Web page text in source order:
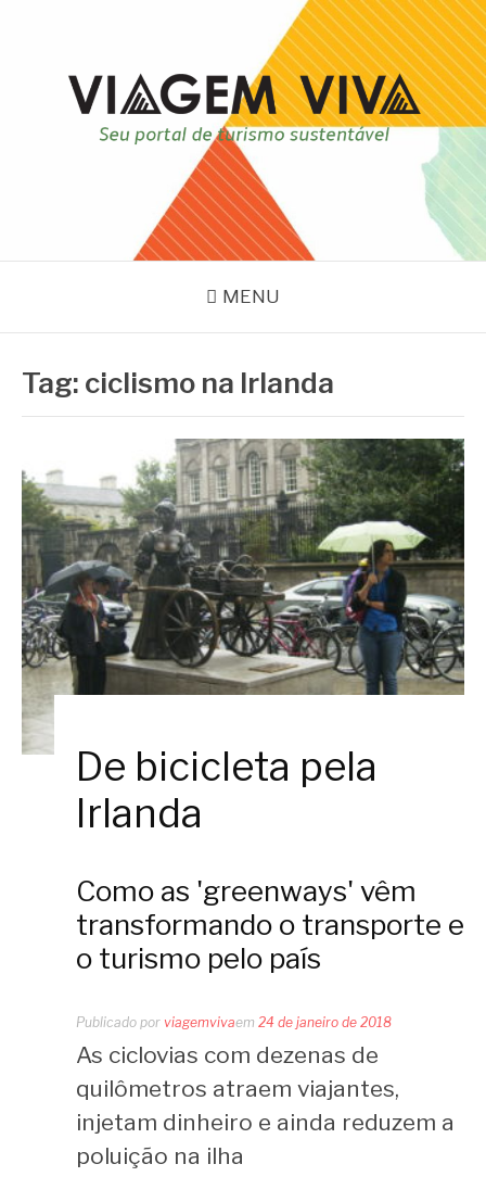
VIAGEM VIVA
Seu portal de turismo sustentável
MENU
Tag: ciclismo na Irlanda
De bicicleta pela
Irlanda
Como as 'greenways' vêm
transformando o transporte e
o turismo pelo país
Publicado por viagemvivaem 24 de janeiro de 2018
As ciclovias com dezenas de
quilômetros atraem viajantes,
injetam dinheiro e ainda reduzem a
poluição na ilha